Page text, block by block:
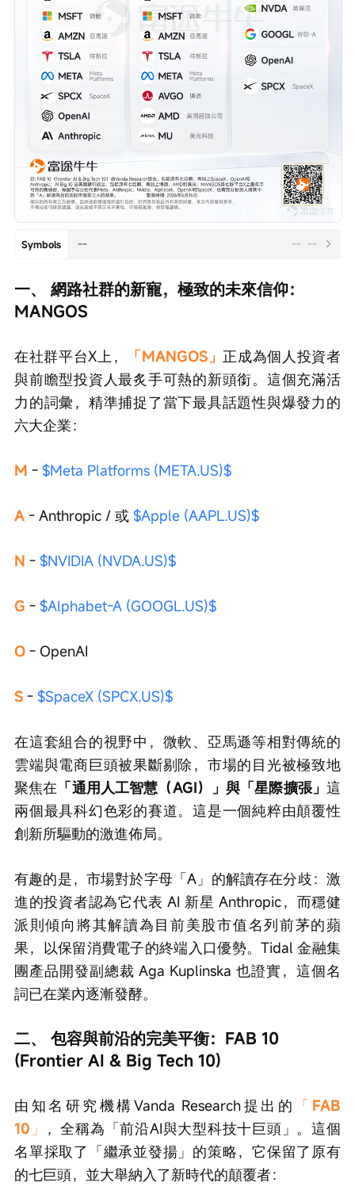
Symbols -- -- --
一、 網路社群的新寵，極致的未來信仰：
MANGOS
在社群平台X上， 「MANGOS」 正成為個人投資者
與前瞻型投資人最炙手可熱的新頭銜。這個充滿活
力的詞彙，精準捕捉了當下最具話題性與爆發力的
六大企業：
M - $Meta Platforms (META.US)$
A - Anthropic / 或 $Apple (AAPL.US)$
N - $NVIDIA (NVDA.US)$
G - $Alphabet-A (GOOGL.US)$
O - OpenAI
S - $SpaceX (SPCX.US)$
在這套組合的視野中，微軟、亞馬遜等相對傳統的
雲端與電商巨頭被果斷剔除，市場的目光被極致地
聚焦在 「通用人工智慧（AGI）」與「星際擴張」這
兩個最具科幻色彩的賽道。這是一個純粹由顛覆性
創新所驅動的激進佈局。
有趣的是，市場對於字母「A」的解讀存在分歧：激
進的投資者認為它代表 AI 新星 Anthropic，而穩健
派則傾向將其解讀為目前美股市值名列前茅的蘋
果，以保留消費電子的終端入口優勢。Tidal 金融集
團產品開發副總裁 Aga Kuplinska 也證實，這個名
詞已在業內逐漸發酵。
二、 包容與前沿的完美平衡：FAB 10
(Frontier AI & Big Tech 10)
由知名研究機構Vanda Research提出的 「 FAB
10 」 ，全稱為「前沿AI與大型科技十巨頭」。這個
名單採取了「繼承並發揚」的策略，它保留了原有
的七巨頭，並大舉納入了新時代的顛覆者：